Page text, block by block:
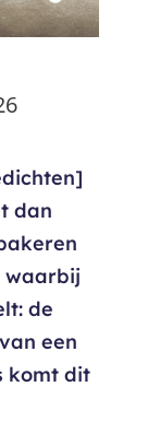
dan
waarbij
de
een
komt dit